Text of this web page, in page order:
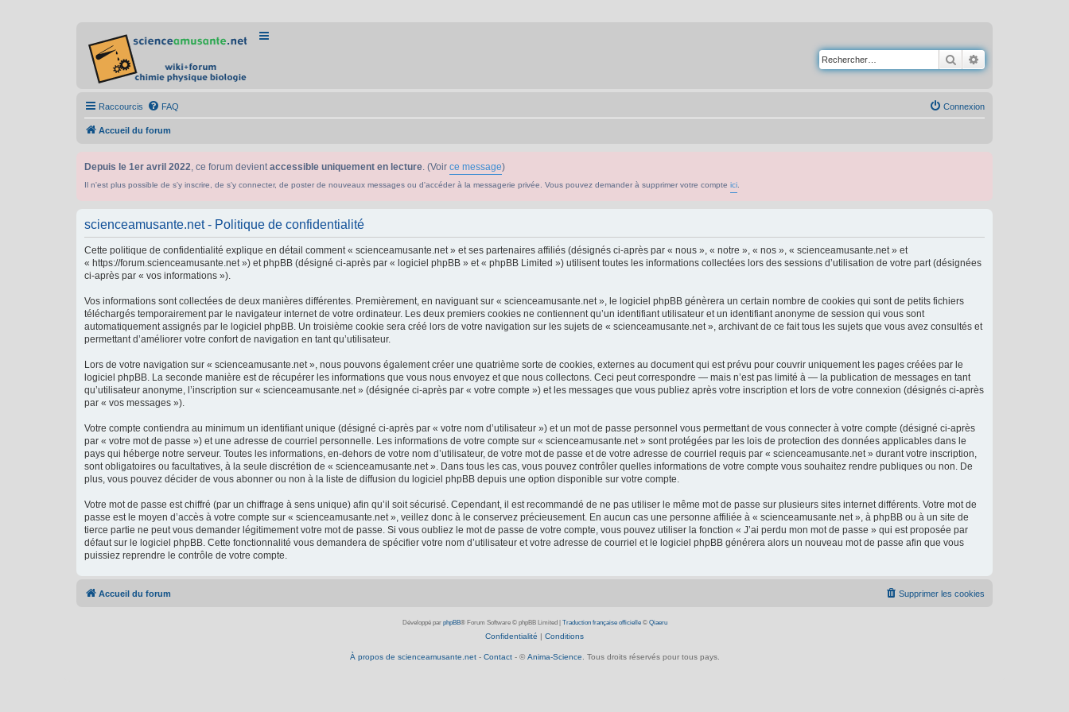
Rechercher
Raccourcis FAQ Connexion
Accueil du forum
Depuis le 1er avril 2022, ce forum devientaccessible uniquement en lecture. (Voir ce message)
Il n'est plus possible de s'y inscrire, de s'y connecter, de poster de nouveaux messages ou d'accéder à la messagerie privée. Vous pouvez demander à supprimer votre compte ici
scienceamusante.net - Politique de confidentialité
Cette politique de confidentialité explique en détail comment « scienceamusante.net » et ses partenaires affiliés (désignés ci-après par « nous », « notre », « nos », « scienceamusante.net » et
« https://forum.scienceamusante.net ») et phpBB (désigné ci-après par « logiciel phpBB » et « phpBB Limited ») utilisent toutes les informations collectées lors des sessions d’utilisation de votre part (désignées
ci-après par « vos informations »).
Vos informations sont collectées de deux manières différentes. Premièrement, en naviguant sur « scienceamusante.net », le logiciel phpBB génèrera un certain nombre de cookies qui sont de petits fichiers
téléchargés temporairement par le navigateur internet de votre ordinateur. Les deux premiers cookies ne contiennent qu’un identifiant utilisateur et un identifiant anonyme de session qui vous sont
automatiquement assignés par le logiciel phpBB. Un troisième cookie sera créé lors de votre navigation sur les sujets de « scienceamusante.net », archivant de ce fait tous les sujets que vous avez consultés et
permettant d’améliorer votre confort de navigation en tant qu’utilisateur.
Lors de votre navigation sur « scienceamusante.net », nous pouvons également créer une quatrième sorte de cookies, externes au document qui est prévu pour couvrir uniquement les pages créées par le
logiciel phpBB. La seconde manière est de récupérer les informations que vous nous envoyez et que nous collectons. Ceci peut correspondre — mais n’est pas limité à — la publication de messages en tant
qu’utilisateur anonyme, l’inscription sur « scienceamusante.net » (désignée ci-après par « votre compte ») et les messages que vous publiez après votre inscription et lors de votre connexion (désignés ci-après
par « vos messages »).
Votre compte contiendra au minimum un identifiant unique (désigné ci-après par « votre nom d’utilisateur ») et un mot de passe personnel vous permettant de vous connecter à votre compte (désigné ci-après
par « votre mot de passe ») et une adresse de courriel personnelle. Les informations de votre compte sur « scienceamusante.net » sont protégées par les lois de protection des données applicables dans le
pays qui héberge notre serveur. Toutes les informations, en-dehors de votre nom d’utilisateur, de votre mot de passe et de votre adresse de courriel requis par « scienceamusante.net » durant votre inscription,
sont obligatoires ou facultatives, à la seule discrétion de « scienceamusante.net ». Dans tous les cas, vous pouvez contrôler quelles informations de votre compte vous souhaitez rendre publiques ou non. De
plus, vous pouvez décider de vous abonner ou non à la liste de diffusion du logiciel phpBB depuis une option disponible sur votre compte.
Votre mot de passe est chiffré (par un chiffrage à sens unique) afin qu’il soit sécurisé. Cependant, il est recommandé de ne pas utiliser le même mot de passe sur plusieurs sites internet différents. Votre mot de
passe est le moyen d’accès à votre compte sur « scienceamusante.net », veillez donc à le conservez précieusement. En aucun cas une personne affiliée à « scienceamusante.net », à phpBB ou à un site de
tierce partie ne peut vous demander légitimement votre mot de passe. Si vous oubliez le mot de passe de votre compte, vous pouvez utiliser la fonction « J’ai perdu mon mot de passe » qui est proposée par
défaut sur le logiciel phpBB. Cette fonctionnalité vous demandera de spécifier votre nom d’utilisateur et votre adresse de courriel et le logiciel phpBB générera alors un nouveau mot de passe afin que vous
puissiez reprendre le contrôle de votre compte.
Accueil du forum Supprimer les cookies
Développé par phpBB® Forum Software © phpBB Limited Traduction française officielle© Qiaeru
Confidentialité | Conditions
À propos de scienceamusante.net- Contact- © Anima-Science . Tous droits réservés pour tous pays.